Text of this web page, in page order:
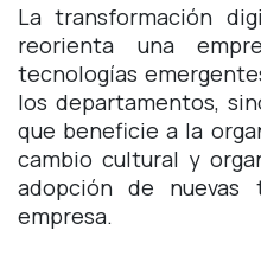
La transformación
reorienta una
tecnologías
los departamentos,
que beneficie a la
cambio cultural y
adopción de
empresa.